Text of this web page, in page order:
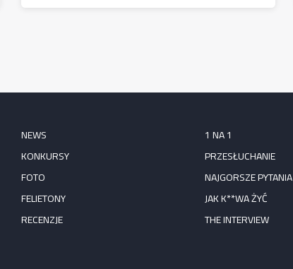
NEWS
KONKURSY
FOTO
FELIETONY
RECENZJE
1 NA 1
PRZESŁUCHANIE
NAJGORSZE PYTANIA
JAK K**WA ŻYĆ
THE INTERVIEW